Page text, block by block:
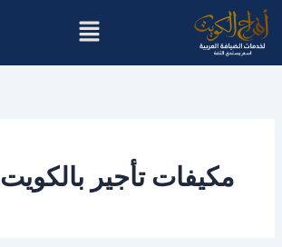
تخطي
إلى
المحتوى
القائمة
مكيفات تأجير بالكويت